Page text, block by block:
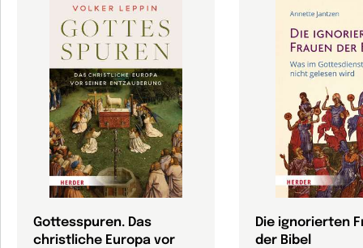
Gottesspuren. Das
christliche Europa vor
Die ignorierten
der Bibel